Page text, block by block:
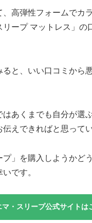
、高弾性フォームでカ
リープ マットレス」の
と、いい口コミから
はあくまでも自分が選
えできればと思ってい
プ」を購入しようかど
です。
マ・スリープ公式サイトは